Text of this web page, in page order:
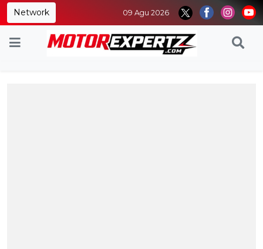
Network 09 Agu 2026